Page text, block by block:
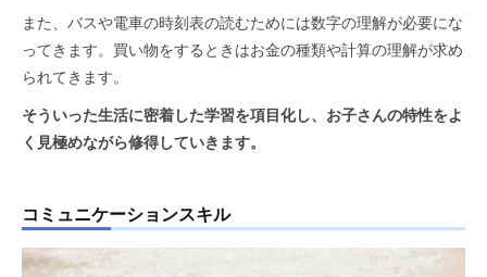
また、バスや電車の時刻表の読むためには数字の理解が必要にな
ってきます。買い物をするときはお金の種類や計算の理解が求め
られてきます。
そういった生活に密着した学習を項目化し、お子さんの特性をよ
く見極めながら修得していきます。
コミュニケーションスキル